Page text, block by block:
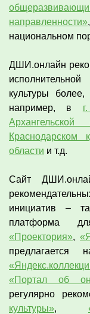
направленности»
национальном
ДШИ.онлайн
культуры
например, в
Архангельской
Краснодарском
области и т.д.
Сайт
инициатив –
платформа
«Проектория»,
предлагается
«Портал об
регулярно
культуры»,